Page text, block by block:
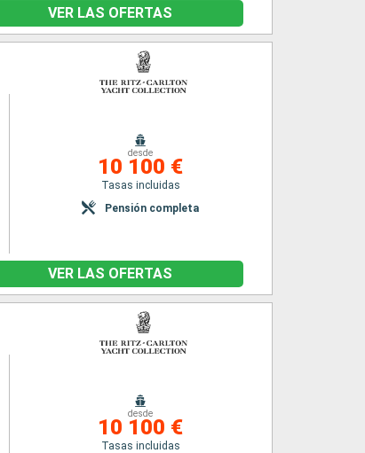
VER LAS OFERTAS
desde
10 100 €
Tasas incluidas
Pensión completa
VER LAS OFERTAS
desde
10 100 €
Tasas incluidas